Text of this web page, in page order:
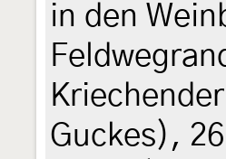
in den
Guckes),